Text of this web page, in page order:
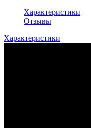
Характеристики
Отзывы
Характеристики